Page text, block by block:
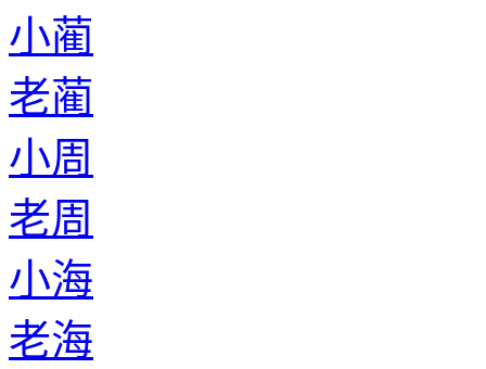
小蔺
老蔺
小周
老周
小海
老海